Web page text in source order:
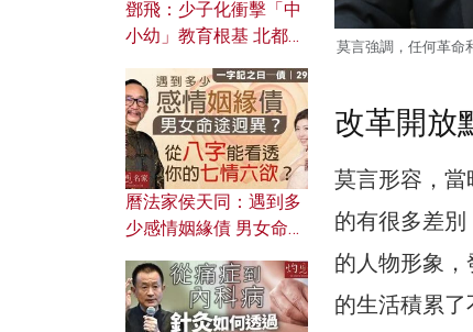
莫言強調，任何革命
改革開放
莫言形容，
的有很多差
的人物形象
的生活積累
鄧飛：少子化衝擊「中
小幼」教育根基 北都如
曆法家侯天同：遇到多
少感情姻緣債 男女命途
的七情六欲？